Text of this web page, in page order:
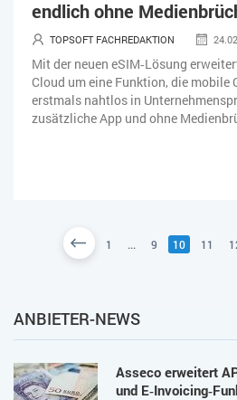
endlich ohne
TOPSOFT FACHREDAKTION
Mit der neuen eSIM‑Lösung
Cloud um eine Funktion, die mobile
erstmals nahtlos in
zusätzliche App und ohne
1 ... 9 10 11
ANBIETER-NEWS
Asseco erweitert
und